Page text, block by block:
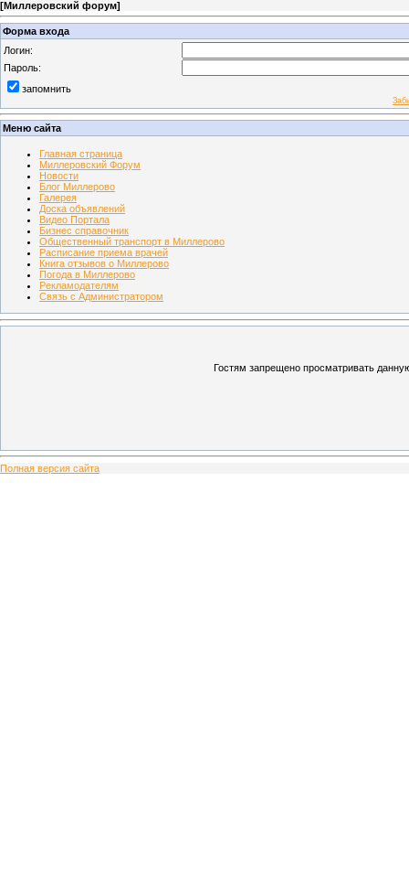
[Миллеровский форум]
Форма входа
Логин:
Пароль:
запомнить
Меню сайта
Главная страница
Миллеровский Форум
Новости
Блог Миллерово
Галерея
Доска объявлений
Видео Портала
Бизнес справочник
Общественный транспорт в Миллерово
Расписание приема врачей
Книга отзывов о Миллерово
Погода в Миллерово
Рекламодателям
Связь с Администратором
Гостям запрещено просматривать
Полная версия сайта